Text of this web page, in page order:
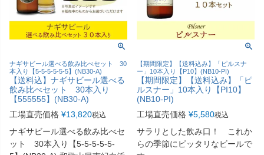
ナギサビール選べる飲み比べセット 30
本入り【5-5-5-5-5-5】(NB30-A)
【送料込】ナギサビール選べる
飲み比べセット 30本入り
【555555】(NB30-A)
工場直売価格 ¥13,820税込
ナギサビール選べる飲み比べセ
ット 30本入り【5-5-5-5-5-
【期間限定】【送料込み】「ピルスナ
ー」10本入り【P10】(NB10-PI)
【期間限定】【送料込み】「ピ
ルスナー」10本入り【PI10】
(NB10-PI)
工場直売価格 ¥5,580税込
サラリとした飲み口！ これか
らの季節にピッタリなビールで